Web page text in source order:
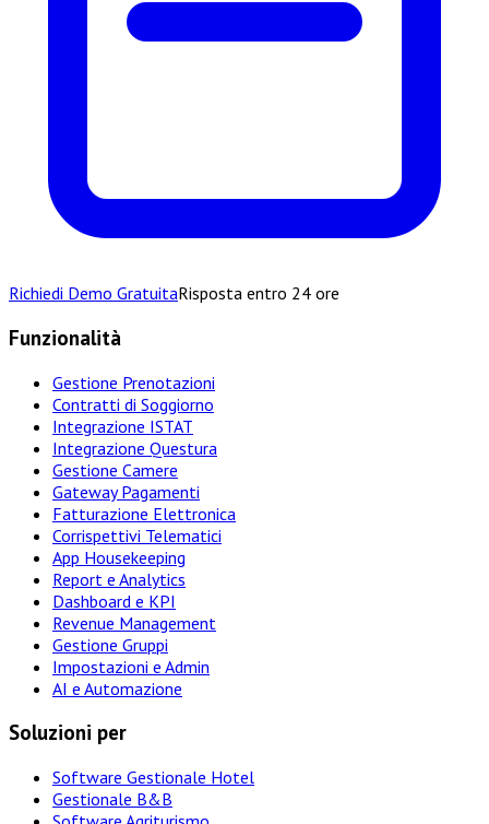
Richiedi Demo GratuitaRisposta entro 24 ore
Funzionalità
Gestione Prenotazioni
Contratti di Soggiorno
Integrazione ISTAT
Integrazione Questura
Gestione Camere
Gateway Pagamenti
Fatturazione Elettronica
Corrispettivi Telematici
App Housekeeping
Report e Analytics
Dashboard e KPI
Revenue Management
Gestione Gruppi
Impostazioni e Admin
AI e Automazione
Soluzioni per
Software Gestionale Hotel
Gestionale B&B